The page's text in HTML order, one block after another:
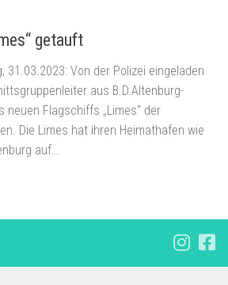
getauft
31.03.2023: Von der Polizei eingeladen
aus B.D.Altenburg-
neuen Flagschiffs „Limes“ der
Die Limes hat ihren Heimathafen wie
auf...